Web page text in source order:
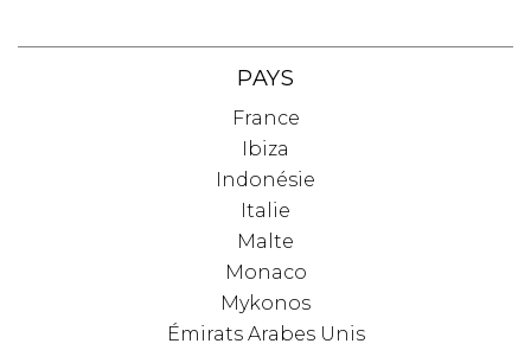
PAYS
France
Ibiza
Indonésie
Italie
Malte
Monaco
Mykonos
Émirats Arabes Unis